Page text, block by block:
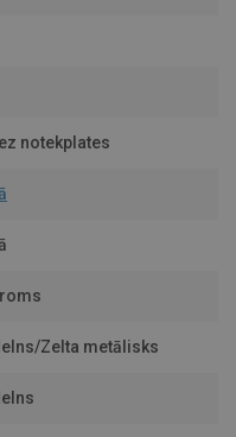
notekplates
Zelta metālisks